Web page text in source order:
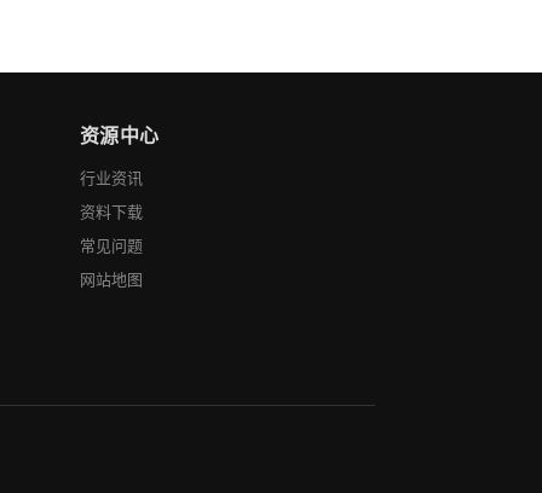
资源中心
行业资讯
资料下载
常见问题
网站地图